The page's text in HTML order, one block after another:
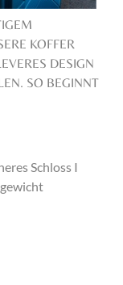
KOFFER
DESIGN
SO BEGINNT
Schloss I